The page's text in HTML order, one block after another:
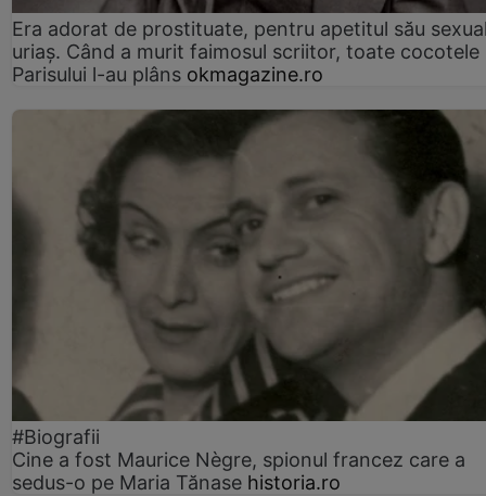
Era adorat de prostituate, pentru apetitul său
uriaș. Când a murit faimosul scriitor, toate cocotele
Parisului l-au plâns okmagazine.ro
#Biografii
Cine a fost Maurice Nègre, spionul francez care a
sedus-o pe Maria Tănase historia.ro